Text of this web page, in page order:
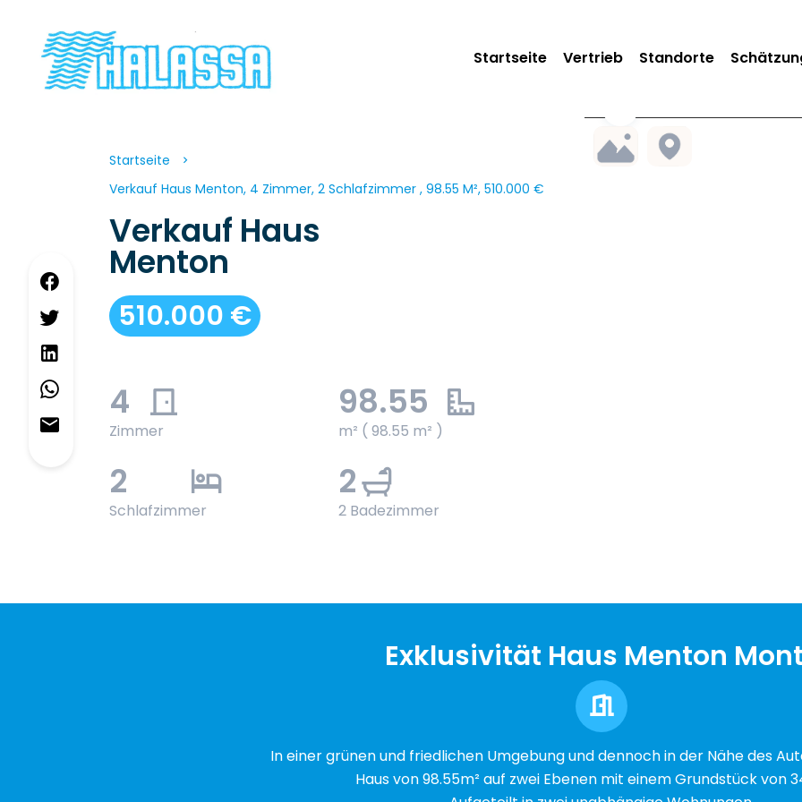
Startseite Vertrieb Standorte
Startseite
Verkauf Haus Menton, 4 Zimmer, 2 Schlafzimmer , 98.55 M², 510.000 €
Verkauf Haus
Menton
510.000 €
4
Zimmer
98.55
m² ( 98.55 m² )
2
Schlafzimmer
2
2 Badezimmer
Exklusivität Haus Menton
In einer grünen und friedlichen Umgebung und dennoch in der Nähe des
Haus von 98.55m² auf zwei Ebenen mit einem Grundstück von